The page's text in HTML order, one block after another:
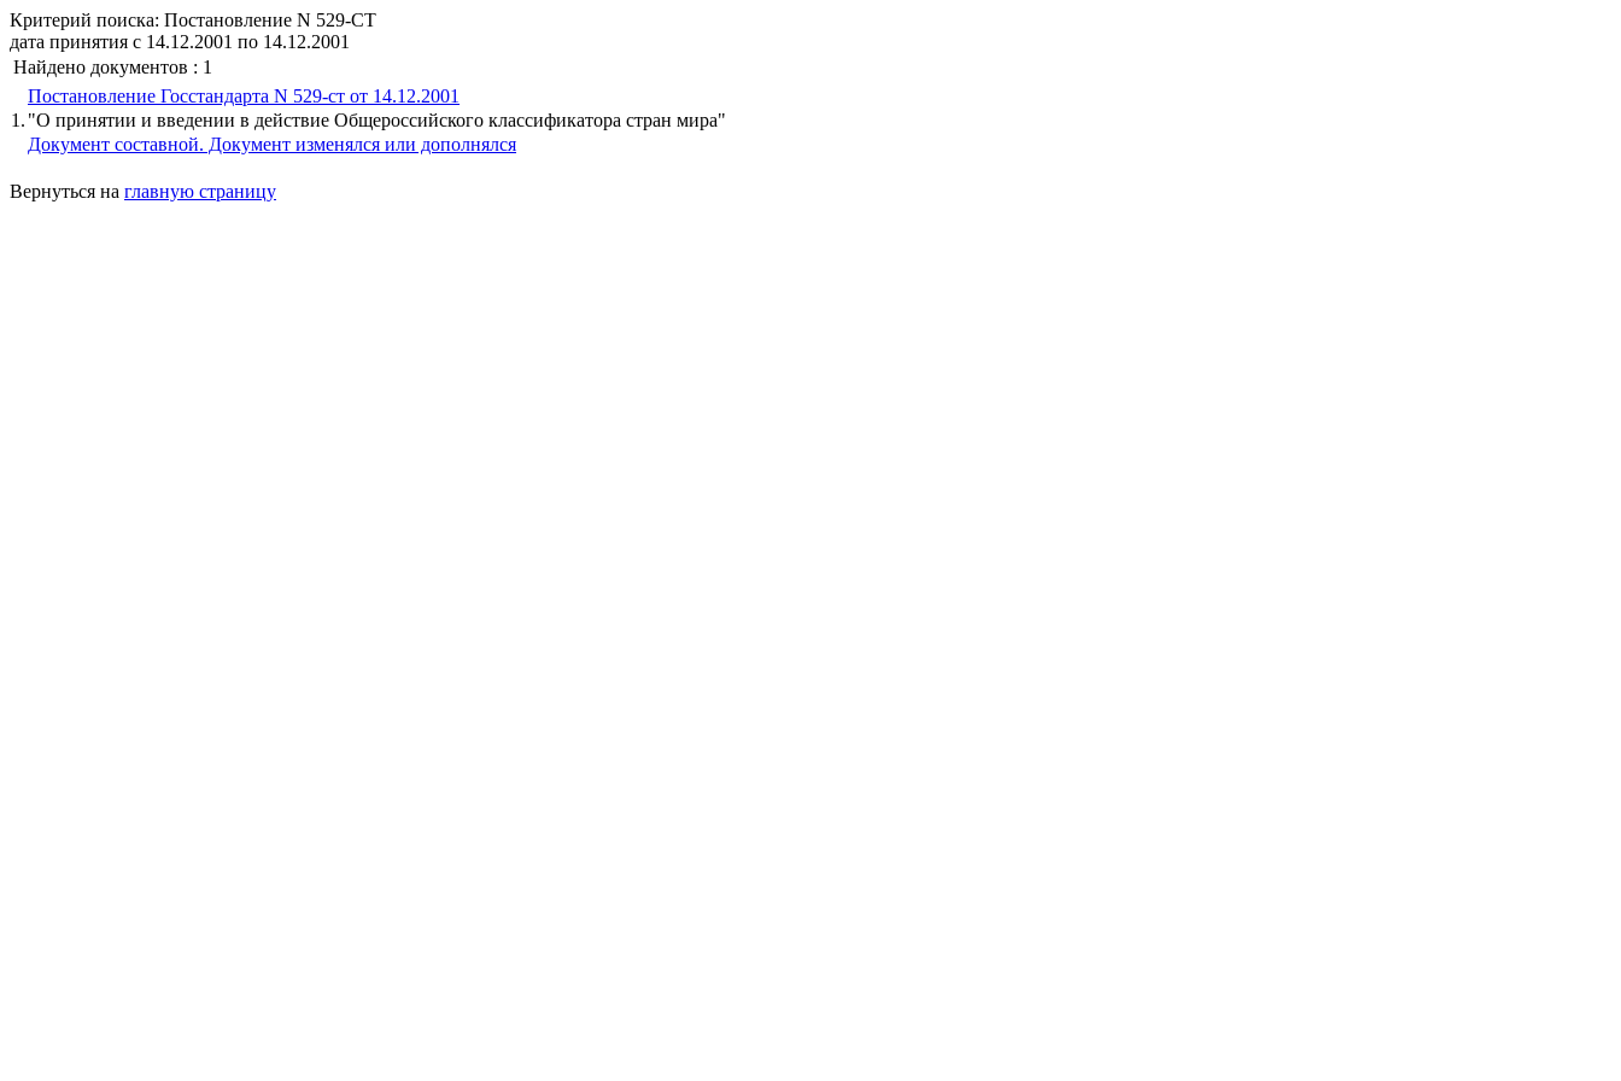
Критерий поиска: Постановление N 529-СТ
дата принятия с 14.12.2001 по 14.12.2001
Найдено документов : 1
1.
Постановление Госстандарта N 529-ст от 14.12.2001
"О принятии и введении в действие Общероссийского классификатора стран мира"
Документ составной. Документ изменялся или дополнялся
Вернуться на главную страницу